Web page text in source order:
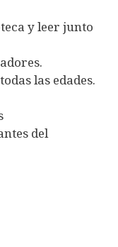
y leer junto
las edades.
del